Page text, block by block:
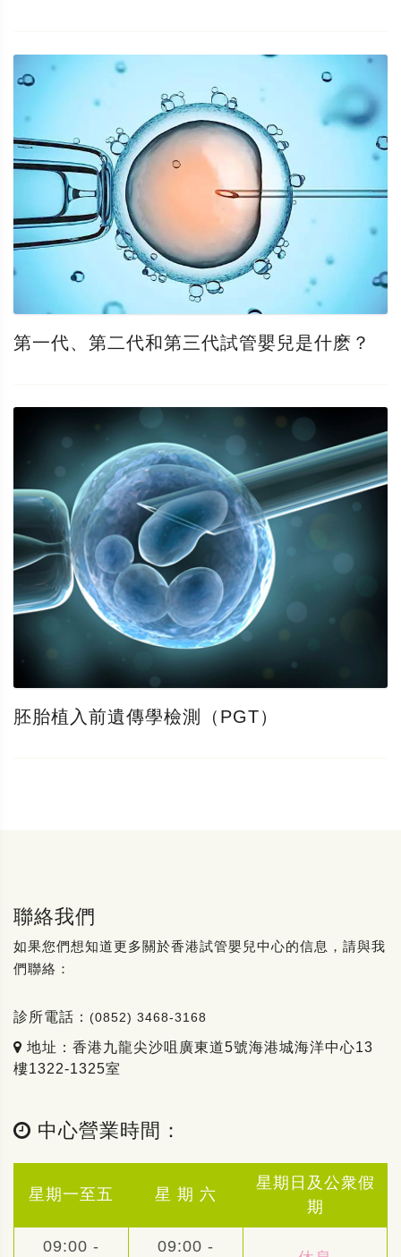
第一代、第二代和第三代試管嬰兒是什麽？
胚胎植入前遺傳學檢測（PGT）
聯絡我們
如果您們想知道更多關於香港試管嬰兒中心的信息，請與我
們聯絡：
診所電話： (0852) 3468-3168
地址：香港九龍尖沙咀廣東道5號海港城海洋中心13
樓1322-1325室
中心營業時間：
星期一至五 星 期 六
星期日及公衆假
期
09:00 - 09:00 -